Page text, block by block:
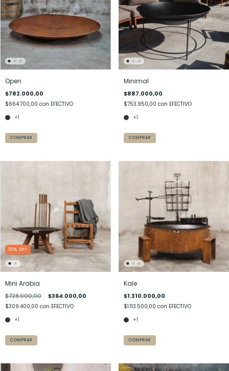
Open
$782.000,00
$664.700,00 con EFECTIVO
+1
COMPRAR
Minimal
$887.000,00
$753.950,00 con EFECTIVO
+1
COMPRAR
50% OFF
Mini Arabia
$728.000,00 $364.000,00
$309.400,00 con EFECTIVO
+1
COMPRAR
Kale
$1.310.000,00
$1.113.500,00 con EFECTIVO
+1
COMPRAR